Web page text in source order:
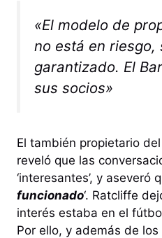
«El modelo de
no está en riesgo,
garantizado. El
sus socios»
El también propietario
reveló que las
‘interesantes’, y aseveró
funcionado‘. Ratcliffe
interés estaba en el
Por ello, y además de